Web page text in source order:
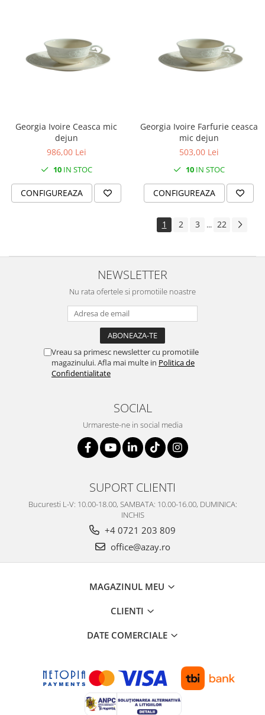
Georgia Ivoire Ceasca mic
dejun
986,00 Lei
10IN STOC
CONFIGUREAZA
Georgia Ivoire Farfurie ceasca
mic dejun
503,00 Lei
10IN STOC
CONFIGUREAZA
1 2 3 ... 22
NEWSLETTER
Nu rata ofertele si promotiile noastre
Vreau sa primesc newsletter cu promotiile
magazinului. Afla mai multe in Politica de
Confidentialitate
SOCIAL
Urmareste-ne in social media
SUPORT CLIENTI
Bucuresti L-V: 10.00-18.00, SAMBATA: 10.00-16.00, DUMINICA:
INCHIS
+4 0721 203 809
office@azay.ro
MAGAZINUL MEU
CLIENTI
DATE COMERCIALE